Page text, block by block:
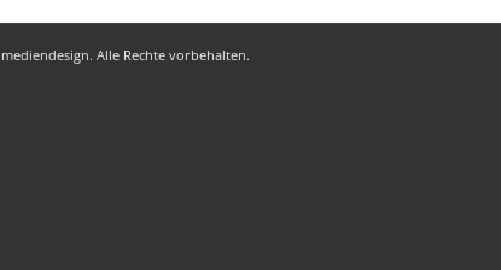
Alle Rechte vorbehalten.